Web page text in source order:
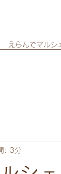
えらんでマルシ
: 3分